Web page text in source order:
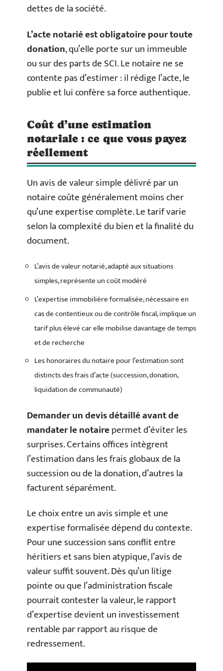
dettes de la société.
L’acte notarié est obligatoire pour toute
donation, qu’elle porte sur un immeuble
ou sur des parts de SCI. Le notaire ne se
contente pas d’estimer : il rédige l’acte, le
publie et lui confère sa force authentique.
Coût d’une estimation
notariale : ce que vous payez
réellement
Un avis de valeur simple délivré par un
notaire coûte généralement moins cher
qu’une expertise complète. Le tarif varie
selon la complexité du bien et la finalité du
document.
L’avis de valeur notarié, adapté aux situations
simples, représente un coût modéré
L’expertise immobilière formalisée, nécessaire en
cas de contentieux ou de contrôle fiscal, implique un
tarif plus élevé car elle mobilise davantage de temps
et de recherche
Les honoraires du notaire pour l’estimation sont
distincts des frais d’acte (succession, donation,
liquidation de communauté)
Demander un devis détaillé avant de
mandater le notairepermet d’éviter les
surprises. Certains offices intègrent
l’estimation dans les frais globaux de la
succession ou de la donation, d’autres la
facturent séparément.
Le choix entre un avis simple et une
expertise formalisée dépend du contexte.
Pour une succession sans conflit entre
héritiers et sans bien atypique, l’avis de
valeur suffit souvent. Dès qu’un litige
pointe ou que l’administration fiscale
pourrait contester la valeur, le rapport
d’expertise devient un investissement
rentable par rapport au risque de
redressement.